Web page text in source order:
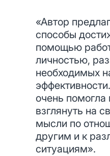
«Автор
способы
помощью
личностью,
необходимых
очень
взглянуть на
мысли по
другим и к
ситуациям».